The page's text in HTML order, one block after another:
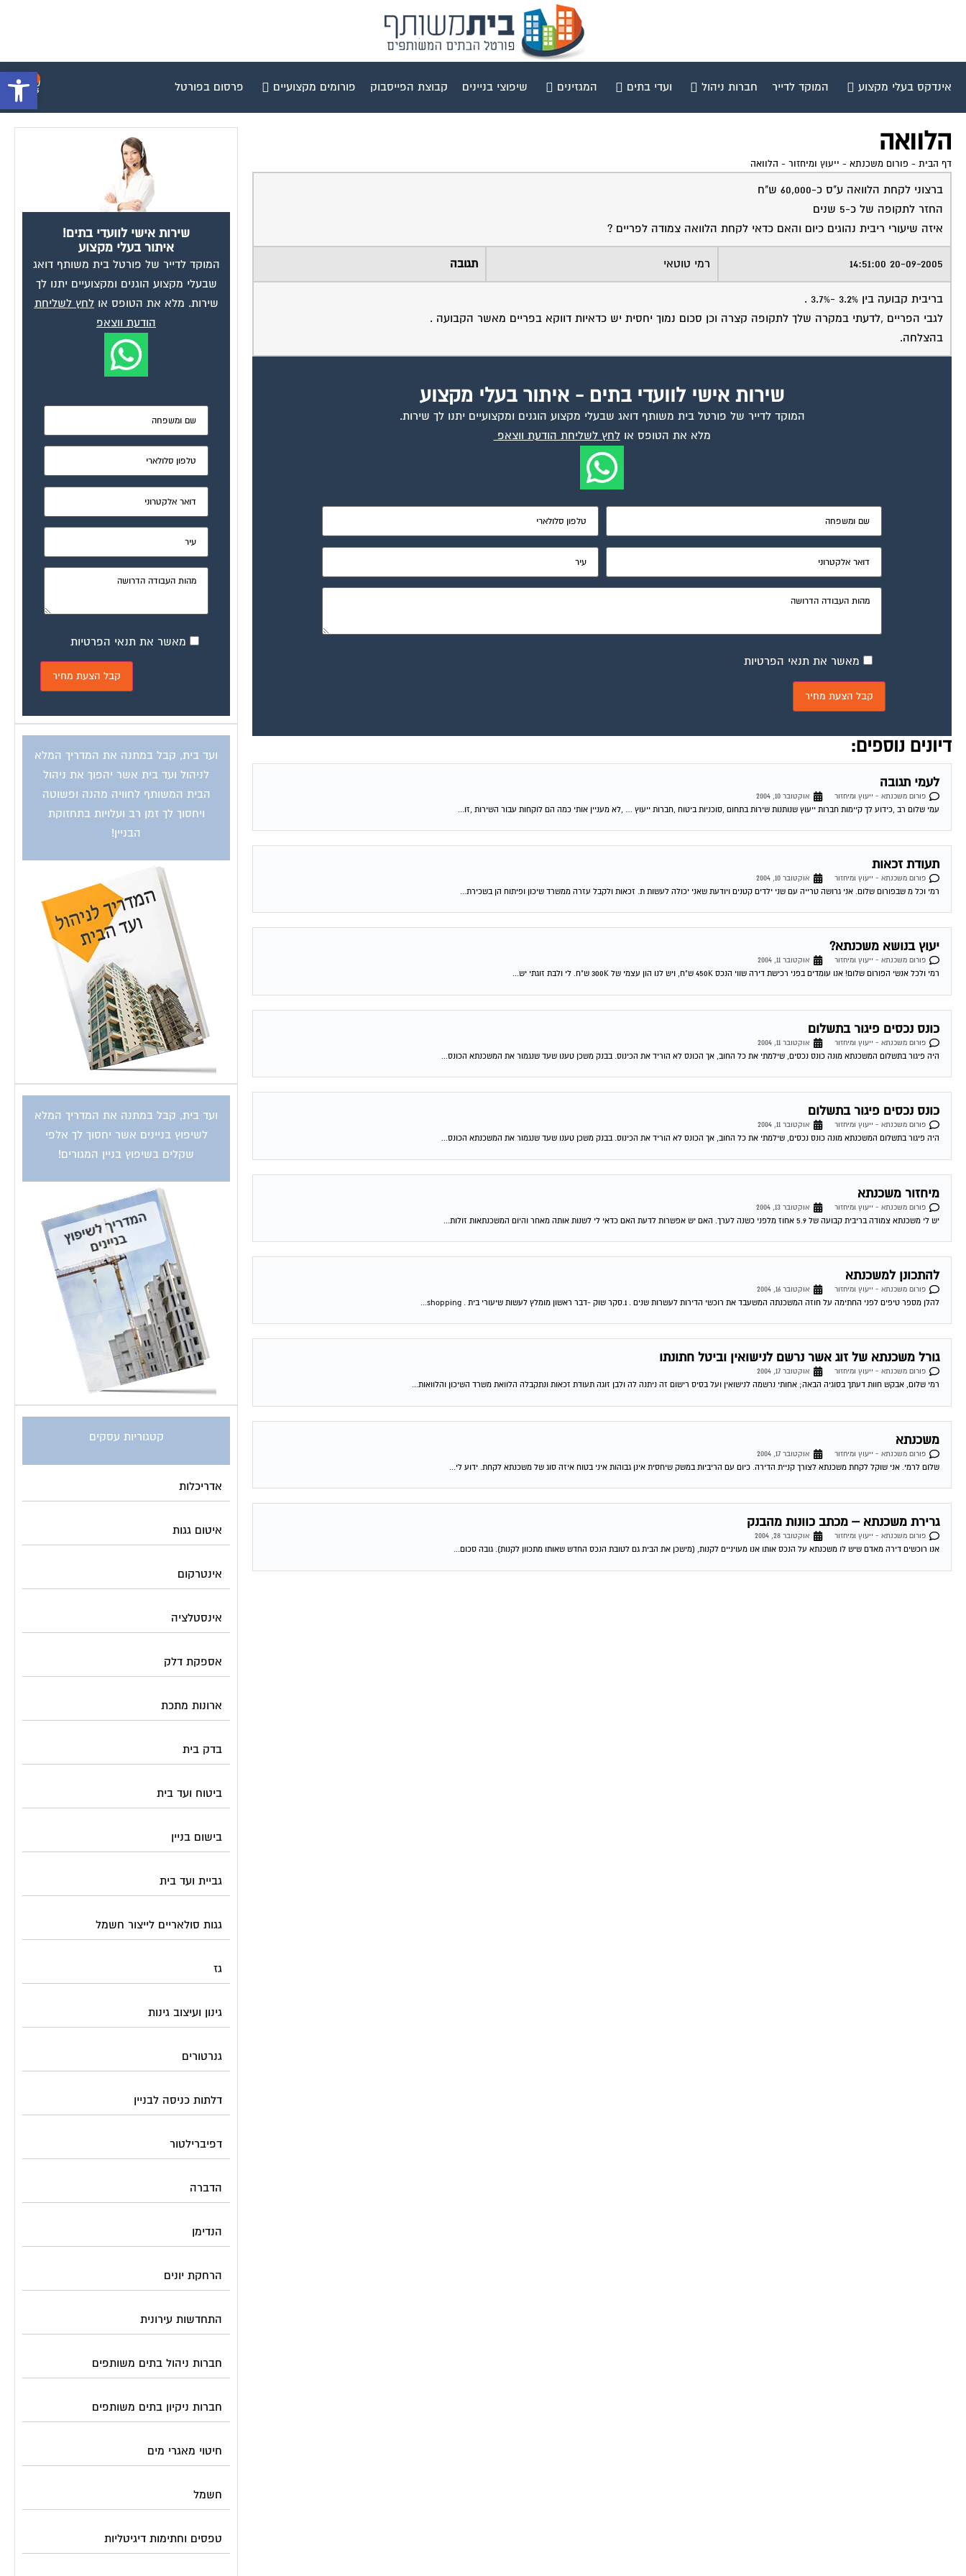
פתח אינדקס בעלי מקצוע המוקד לדייר חברות ניהול ועדי בתים המגזינים שיפוצי בניינים קבוצת הפייסבוק פורומים מקצועיים פרסום בפורטל
הלוואה
דף הבית - פורום משכנתא - ייעוץ ומיחזור - הלוואה
ברצוני לקחת הלוואה ע"ס כ-60,000 ש"ח
החזר לתקופה של כ-5 שנים
איזה שיעורי ריבית נהוגים כיום והאם כדאי לקחת הלוואה צמודה לפריים ?
20-09-2005 14:51:00 רמי טוטאי תגובה
בריבית קבועה בין 3.2% -3.7% .
לגבי הפריים ,לדעתי במקרה שלך לתקופה קצרה וכן סכום נמוך יחסית יש כדאיות דווקא בפריים מאשר הקבועה .
בהצלחה.
שירות אישי לוועדי בתים - איתור בעלי מקצוע
המוקד לדייר של פורטל בית משותף דואג שבעלי מקצוע הוגנים ומקצועיים יתנו לך שירות.
מלא את הטופס אולחץ לשליחת הודעת ווצאפ
מאשר את תנאי הפרטיות
דיונים נוספים:
לעמי תגובה
פורום משכנתא - ייעוץ ומיחזור
אוקטובר 10, 2004
עמי שלום רב ,כידוע לך קיימות חברות ייעוץ שנותנות שירות בתחום ,סוכניות ביטוח ,חברות ייעוץ … ,לא מעניין אותי כמה הם לוקחות עבור השירות ,זו...
תעודת זכאות
פורום משכנתא - ייעוץ ומיחזור
אוקטובר 10, 2004
רמי וכל מ שבפורום שלום. אני גרושה טרייה עם שני ילדים קטנים ויודעת שאני יכולה לעשות ת. זכאות ולקבל עזרה ממשרד שיכון ופיתוח הן בשכירת...
יעוץ בנושא משכנתא?
פורום משכנתא - ייעוץ ומיחזור
אוקטובר 11, 2004
רמי ולכל אנשי הפורום שלום! אנו עומדים בפני רכישת דירה שווי הנכס 450K ש"ח, ויש לנו הון עצמי של 300K ש"ח. לי ולבת זוגתי יש...
כונס נכסים פיגור בתשלום
פורום משכנתא - ייעוץ ומיחזור
אוקטובר 11, 2004
היה פיגור בתשלום המשכנתא מונה כונס נכסים, שילמתי את כל החוב, אך הכונס לא הוריד את הכינוס. בבנק משכן טענו שעד שנגמור את המשכנתא הכונס...
כונס נכסים פיגור בתשלום
פורום משכנתא - ייעוץ ומיחזור
אוקטובר 11, 2004
היה פיגור בתשלום המשכנתא מונה כונס נכסים, שילמתי את כל החוב, אך הכונס לא הוריד את הכינוס. בבנק משכן טענו שעד שנגמור את המשכנתא הכונס...
מיחזור משכנתא
פורום משכנתא - ייעוץ ומיחזור
אוקטובר 13, 2004
יש לי משכנתא צמודה בריבית קבועה של 5.9 אחוז מלפני כשנה לערך. האם יש אפשרות לדעת האם כדאי לי לשנות אותה מאחר והיום המשכנתאות זולות...
להתכונן למשכנתא
פורום משכנתא - ייעוץ ומיחזור
אוקטובר 16, 2004
להלן מספר טיפים לפני החתימה על חוזה המשכנתה המשעבד את רוכשי הדירות לעשרות שנים . 1.סקר שוק -דבר ראשון מומלץ לעשות שיעורי בית . shopping...
גורל משכנתא של זוג אשר נרשם לנישואין וביטל חתונתו
פורום משכנתא - ייעוץ ומיחזור
אוקטובר 17, 2004
רמי שלום, אבקש חוות דעתך בסוגיה הבאה; אחותי נרשמה לנישואין ועל בסיס רישום זה ניתנה לה ולבן זוגה תעודת זכאות ונתקבלה הלוואת משרד השיכון והלוואות...
משכנתא
פורום משכנתא - ייעוץ ומיחזור
אוקטובר 17, 2004
שלום לרמי. אני שוקל לקחת משכנתא לצורך קניית הדירה. כיום עם הריביות במשק שיחסית אינן גבוהות איני בטוח איזה סוג של משכנתא לקחת. ידוע לי...
גרירת משכנתא – מכתב כוונות מהבנק
פורום משכנתא - ייעוץ ומיחזור
אוקטובר 28, 2004
אנו רוכשים דירה מאדם שיש לו משכנתא על הנכס אותו אנו מעויניים לקנות, (מישכן את הבית גם לטובת הנכס החדש שאותו מתכוון לקנות). גובה סכום...
שירות אישי לוועדי בתים!
איתור בעלי מקצוע
המוקד לדייר של פורטל בית משותף דואג
שבעלי מקצוע הוגנים ומקצועיים יתנו לך
שירות. מלא את הטופס אולחץ לשליחת
הודעת ווצאפ
מאשר את תנאי הפרטיות
ועד בית, קבל במתנה את המדריך המלא
לניהול ועד בית אשר יהפוך את ניהול
הבית המשותף לחוויה מהנה ופשוטה
ויחסוך לך זמן רב ועלויות בתחזוקת
הבניין!
ועד בית, קבל במתנה את המדריך המלא
לשיפוץ בניינים אשר יחסוך לך אלפי
שקלים בשיפוץ בניין המגורים!
קטגוריות עסקים
אדריכלות
איטום גגות
אינטרקום
אינסטלציה
אספקת דלק
ארונות מתכת
בדק בית
ביטוח ועד בית
בישום בניין
גביית ועד בית
גגות סולאריים לייצור חשמל
גז
גינון ועיצוב גינות
גנרטורים
דלתות כניסה לבניין
דפיברילטור
הדברה
הנדימן
הרחקת יונים
התחדשות עירונית
חברות ניהול בתים משותפים
חברות ניקיון בתים משותפים
חיטוי מאגרי מים
חשמל
טפסים וחתימות דיגיטליות